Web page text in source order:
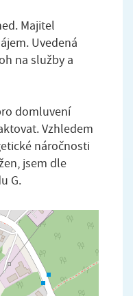
Majitel
Uvedená
na služby a
domluvení
Vzhledem
náročnosti
jsem dle
G.